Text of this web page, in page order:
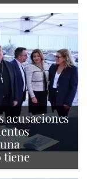
acusaciones
tiene